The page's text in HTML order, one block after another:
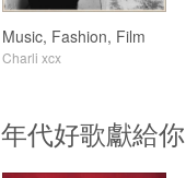
Music, Fashion, Film
Charli xcx
年代好歌獻給你